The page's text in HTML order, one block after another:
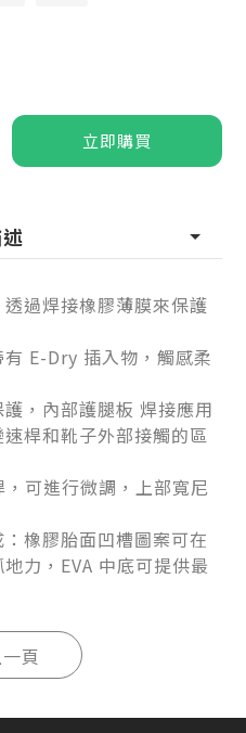
過焊接橡膠薄膜來保護
E-Dry 插入物，觸感柔
，內部護腿板 焊接應用
桿和靴子外部接觸的區
可進行微調，上部寬尼
橡膠胎面凹槽圖案可在
力，EVA 中底可提供最